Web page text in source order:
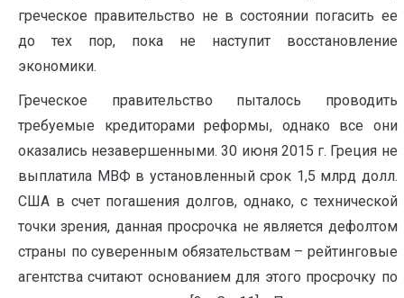
греческое правительство не в состоянии погасить ее
до тех пор, пока не наступит восстановление
экономики.
Греческое правительство пыталось проводить
требуемые кредиторами реформы, однако все они
оказались незавершенными. 30 июня 2015 г. Греция не
выплатила МВФ в установленный срок 1,5 млрд долл.
США в счет погашения долгов, однако, с технической
точки зрения, данная просрочка не является дефолтом
страны по суверенным обязательствам – рейтинговые
агентства считают основанием для этого просрочку по